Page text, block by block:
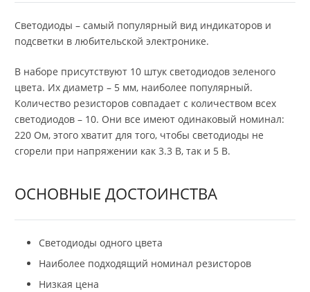
Светодиоды – самый популярный вид индикаторов и
подсветки в любительской электронике.
В наборе присутствуют 10 штук светодиодов зеленого
цвета. Их диаметр – 5 мм, наиболее популярный.
Количество резисторов совпадает с количеством всех
светодиодов – 10. Они все имеют одинаковый номинал:
220 Ом, этого хватит для того, чтобы светодиоды не
сгорели при напряжении как 3.3 В, так и 5 В.
ОСНОВНЫЕ ДОСТОИНСТВА
Светодиоды одного цвета
Наиболее подходящий номинал резисторов
Низкая цена